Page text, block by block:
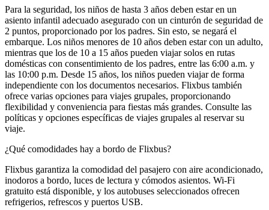
Para la seguridad, los niños de hasta 3 años deben estar en un
asiento infantil adecuado asegurado con un cinturón de seguridad de
2 puntos, proporcionado por los padres. Sin esto, se negará el
embarque. Los niños menores de 10 años deben estar con un adulto,
mientras que los de 10 a 15 años pueden viajar solos en rutas
domésticas con consentimiento de los padres, entre las 6:00 a.m. y
las 10:00 p.m. Desde 15 años, los niños pueden viajar de forma
independiente con los documentos necesarios. Flixbus también
ofrece varias opciones para viajes grupales, proporcionando
flexibilidad y conveniencia para fiestas más grandes. Consulte las
políticas y opciones específicas de viajes grupales al reservar su
viaje.
¿Qué comodidades hay a bordo de Flixbus?
Flixbus garantiza la comodidad del pasajero con aire acondicionado,
inodoros a bordo, luces de lectura y cómodos asientos. Wi-Fi
gratuito está disponible, y los autobuses seleccionados ofrecen
refrigerios, refrescos y puertos USB.